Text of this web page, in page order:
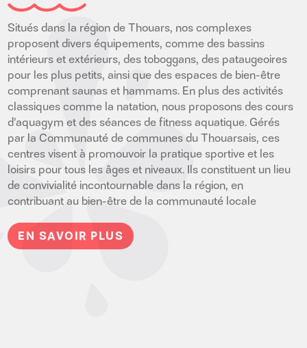
Situés dans la région de Thouars, nos complexes
proposent divers équipements, comme des bassins
intérieurs et extérieurs, des toboggans, des pataugeoires
pour les plus petits, ainsi que des espaces de bien-être
comprenant saunas et hammams. En plus des activités
classiques comme la natation, nous proposons des cours
d’aquagym et des séances de fitness aquatique. Gérés
par la Communauté de communes du Thouarsais, ces
centres visent à promouvoir la pratique sportive et les
loisirs pour tous les âges et niveaux. Ils constituent un lieu
de convivialité incontournable dans la région, en
contribuant au bien-être de la communauté locale
EN SAVOIR PLUS